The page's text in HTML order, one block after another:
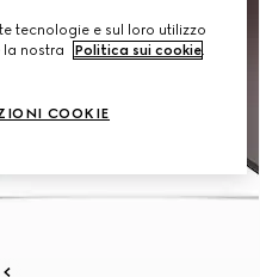
tecnologie e sul loro utilizzo
la nostra
Politica sui cookie.
COOKIE